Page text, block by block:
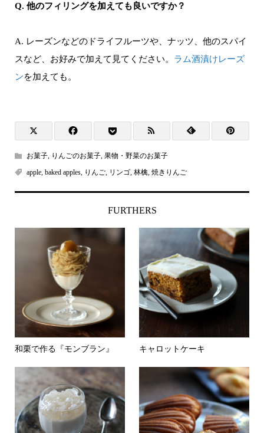
Q. 他のフィリングを加えても良いですか？
A. レーズンなどのドライフルーツや、ナッツ、他のスパイ
スなど、お好みで加えて見てください。 ラム酒漬けレーズ
ンを加えても。
お菓子, りんごのお菓子, 果物・野菜のお菓子
apple, baked apples, りんご, リンゴ, 林檎, 焼きりんご
FURTHERS
和栗で作る『モンブラン』 キャロットケーキ